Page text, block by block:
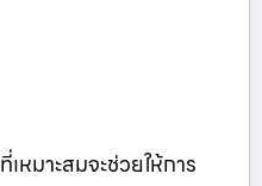
ที่เหมาะสมจะช่วยให้การ